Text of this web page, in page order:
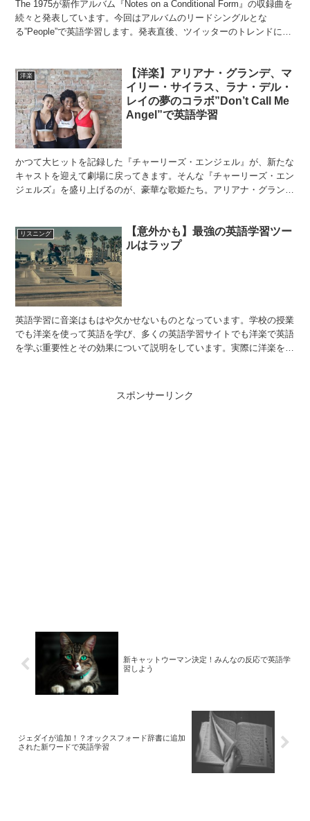
The 1975が新作アルバム『Notes on a Conditional Form』の収録曲を
続々と発表しています。今回はアルバムのリードシングルとな
る”People”で英語学習します。発表直後、ツイッターのトレンドにも
洋楽
【洋楽】アリアナ・グランデ、マ
イリー・サイラス、ラナ・デル・
レイの夢のコラボ”Don’t Call Me
Angel”で英語学習
かつて大ヒットを記録した『チャーリーズ・エンジェル』が、新たな
キャストを迎えて劇場に戻ってきます。そんな『チャーリーズ・エン
ジェルズ』を盛り上げるのが、豪華な歌姫たち。アリアナ・グラン
リスニング
【意外かも】最強の英語学習ツー
ルはラップ
英語学習に音楽はもはや欠かせないものとなっています。学校の授業
でも洋楽を使って英語を学び、多くの英語学習サイトでも洋楽で英語
を学ぶ重要性とその効果について説明をしています。実際に洋楽を使
スポンサーリンク
新キャットウーマン決定！みんなの反応で英語学
習しよう
ジェダイが追加！？オックスフォード辞書に追加
された新ワードで英語学習